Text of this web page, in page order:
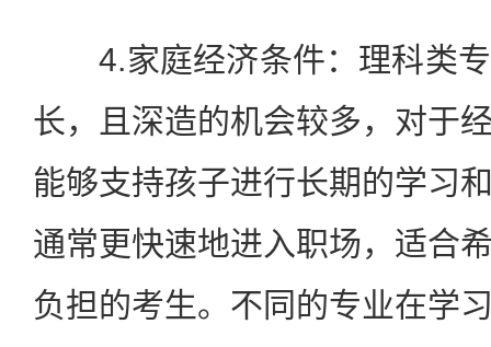
4.家庭经济条件：理科类专
长，且深造的机会较多，对于
能够支持孩子进行长期的学习
通常更快速地进入职场，适合
负担的考生。不同的专业在学